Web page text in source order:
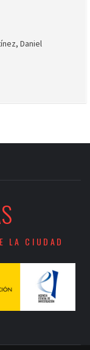
Daniel
LA CIUDAD